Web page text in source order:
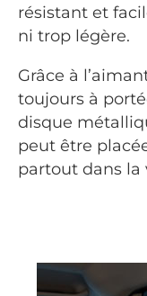
résistant et
ni trop légère.
Grâce à
toujours à
disque
peut être
partout dans la